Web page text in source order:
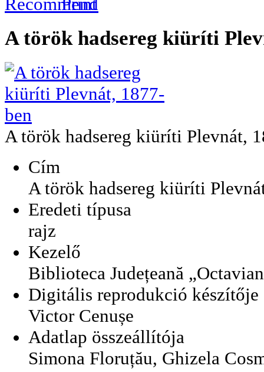
A török hadsereg kiüríti
A török hadsereg kiüríti Plevnát,
Cím
A török hadsereg kiüríti
Eredeti típusa
rajz
Kezelő
Biblioteca Județeană
Digitális reprodukció készítője
Victor Cenușe
Adatlap összeállítója
Simona Floruțău, Ghizela